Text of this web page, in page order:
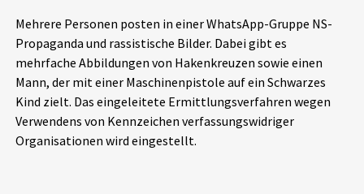
Leipziger Zustände
Schlaglichter
Phänomene
Mehrere Personen posten in einer WhatsApp-Gruppe NS-
Propaganda und rassistische Bilder. Dabei gibt es
mehrfache Abbildungen von Hakenkreuzen sowie einen
Mann, der mit einer Maschinenpistole auf ein Schwarzes
Kind zielt. Das eingeleitete Ermittlungsverfahren wegen
Verwendens von Kennzeichen verfassungswidriger
Organisationen wird eingestellt.